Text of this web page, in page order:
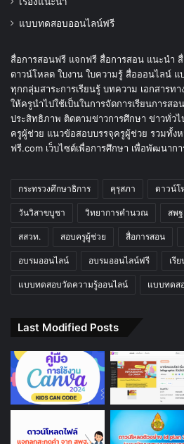
แบบทดสอบออนไลน์ฟรี
สื่อการสอนฟรี แจกฟรี สื่อการสอน แนะนำ
ดาวน์โหลด ใบงาน ใบความรู้ สื่อออนไลน์
ทุกกลุ่มสาระการเรียนรู้ บทความ เอกสารท
ให้ครูนำไปใช้เป็นในการจัดการเรียนการสอ
ประสิทธิภาพ ติดตามข่าวการศึกษา ข่าวทั่ว
ครูผู้ช่วย แนวข้อสอบบรรจุครูผู้ช่วย รวมทั้ง
ฟรี.com เว็บไซต์เพื่อการศึกษา เพื่อพัฒนาก
กระทรวงศึกษาธิการ คุรุสภา ดาวน์โ
วันวิสาขบูชา วิทยาการคำนวณ สพ
สสวท. สอบครูผู้ช่วย สื่อการสอน
อบรมออนไลน์ อบรมออนไลน์ฟรี เรี
แบบทดสอบวัดความรู้ออนไลน์ แบบทดส
Last Modified Posts